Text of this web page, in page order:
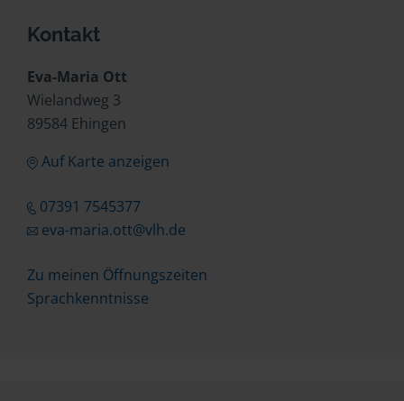
Kontakt
Eva-Maria Ott
Wielandweg 3
89584 Ehingen
Auf Karte anzeigen
07391 7545377
eva-maria.ott@vlh.de
Zu meinen Öffnungszeiten
Sprachkenntnisse